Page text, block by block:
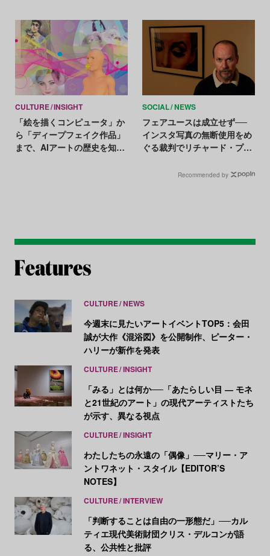
CULTURE INSIGHT
「絵を描くコンピュータ」か
ら「ディープフェイク作品」
まで、AIアートの歴史を知る
SOCIAL NEWS
フェアユースは成立せず──
インスタ写真の無断使用をめ
ぐる裁判でリチャード・プリ
Recommended by
CULTURE NEWS
今週末に見たいアートイベントTOP5：会田
誠が大作《混浴図》を公開制作、ピーター・
ハリーが新作を発表
CULTURE INSIGHT
「みる」とは何か──「あたらしい目 ― モネ
と21世紀のアート」の現代アーティストたち
が示す、異なる視点
CULTURE INSIGHT
わたしたちの永遠の「偶像」──マリー・ア
ントワネット・スタイル【EDITOR’S
NOTES】
CULTURE INTERVIEW
「判断することは自由の一形態だ」──カル
ティエ現代美術財団クリス・デルコンが語
る、公共性と批評